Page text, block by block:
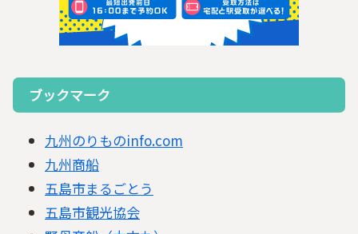
ブックマーク
九州のりものinfo.com
九州商船
五島市まるごとう
五島市観光協会